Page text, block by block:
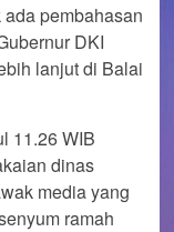
pembahasan
DKI
lanjut di Balai
11.26 WIB
dinas
media yang
ramah